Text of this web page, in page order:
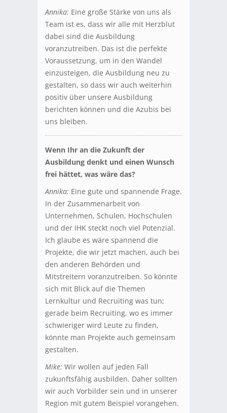
Annika: Eine große Stärke von uns als
Team ist es, dass wir alle mit Herzblut
dabei sind die Ausbildung
voranzutreiben. Das ist die perfekte
Voraussetzung, um in den Wandel
einzusteigen, die Ausbildung neu zu
gestalten, so dass wir auch weiterhin
positiv über unsere Ausbildung
berichten können und die Azubis bei
uns bleiben.
Wenn Ihr an die Zukunft der
Ausbildung denkt und einen Wunsch
frei hättet, was wäre das?
Annika: Eine gute und spannende Frage.
In der Zusammenarbeit von
Unternehmen, Schulen, Hochschulen
und der IHK steckt noch viel Potenzial.
Ich glaube es wäre spannend die
Projekte, die wir jetzt machen, auch bei
den anderen Behörden und
Mitstreitern voranzutreiben. So könnte
sich mit Blick auf die Themen
Lernkultur und Recruiting was tun;
gerade beim Recruiting, wo es immer
schwieriger wird Leute zu finden,
könnte man Projekte auch gemeinsam
gestalten.
Mike: Wir wollen auf jeden Fall
zukunftsfähig ausbilden. Daher sollten
wir auch Vorbilder sein und in unserer
Region mit gutem Beispiel vorangehen.